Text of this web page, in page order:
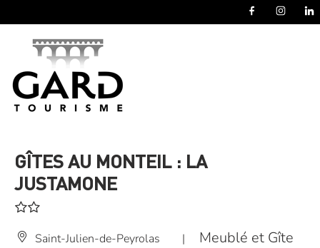
GÎTES AU MONTEIL : LA
JUSTAMONE
Saint-Julien-de-Peyrolas | Meublé et Gîte